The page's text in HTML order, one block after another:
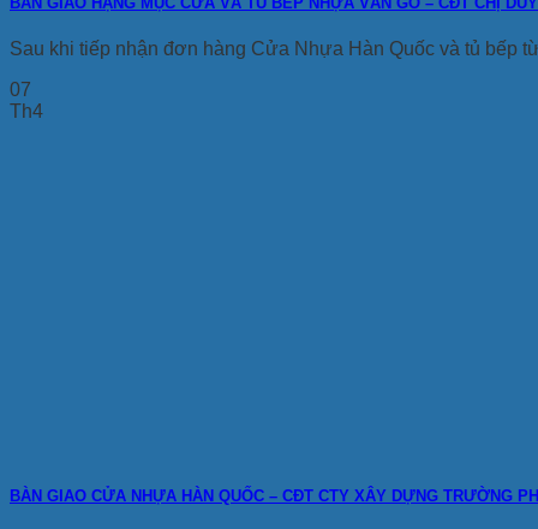
Sau khi tiếp nhận đơn hàng Cửa Nhựa Hàn Quốc và tủ bếp
07
Th4
BÀN GIAO CỬA NHỰA HÀN QUỐC – CĐT CTY XÂY DỰNG TRƯỜNG